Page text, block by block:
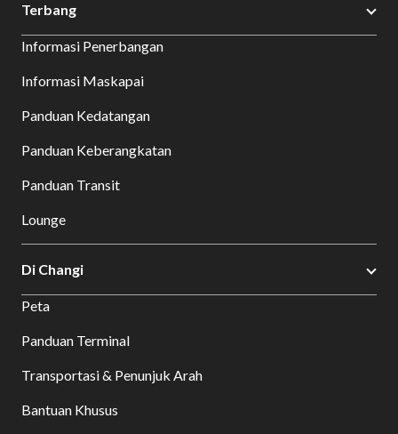
Terbang
Informasi Penerbangan
Informasi Maskapai
Panduan Kedatangan
Panduan Keberangkatan
Panduan Transit
Lounge
Di Changi
Peta
Panduan Terminal
Transportasi & Penunjuk Arah
Bantuan Khusus